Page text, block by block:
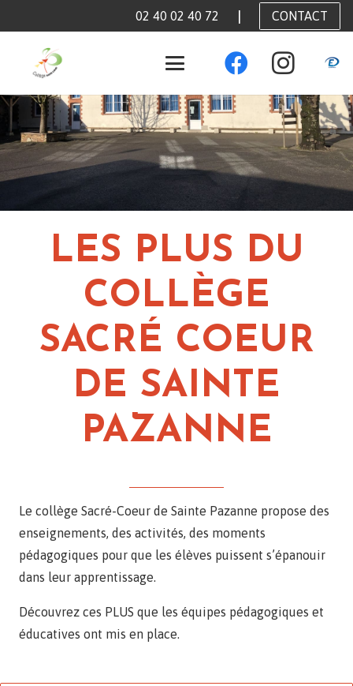
02 40 02 40 72 | CONTACT
LES PLUS DU
COLLÈGE
SACRÉ COEUR
DE SAINTE
PAZANNE
Le collège Sacré-Coeur de Sainte Pazanne propose des
enseignements, des activités, des moments
pédagogiques pour que les élèves puissent s’épanouir
dans leur apprentissage.
Découvrez ces PLUS que les équipes pédagogiques et
éducatives ont mis en place.